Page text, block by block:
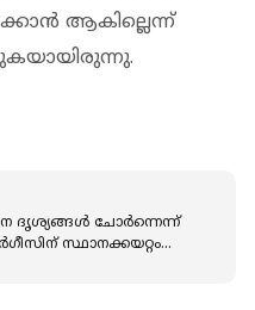
ആകില്ലെന്ന്
ദൃശ്യങ്ങൾ ചോർന്നെന്ന്
സ്ഥാനക്കയറ്റം